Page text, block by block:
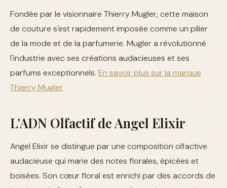
Fondée par le visionnaire Thierry Mugler, cette maison
de couture s'est rapidement imposée comme un pilier
de la mode et de la parfumerie. Mugler a révolutionné
l'industrie avec ses créations audacieuses et ses
parfums exceptionnels. En savoir plus sur la marque
Thierry Mugler
L'ADN Olfactif de Angel Elixir
Angel Elixir se distingue par une composition olfactive
audacieuse qui marie des notes florales, épicées et
boisées. Son cœur floral est enrichi par des accords de